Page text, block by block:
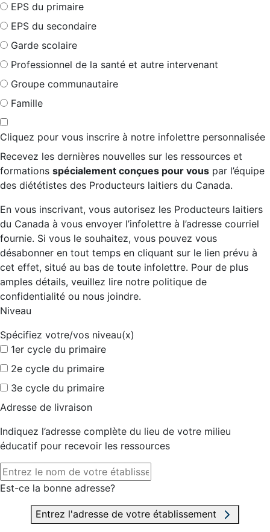
EPS du primaire
EPS du secondaire
Garde scolaire
Professionnel de la santé et autre intervenant
Groupe communautaire
Famille
Cliquez pour vous inscrire à notre infolettre personnalisée
Recevez les dernières nouvelles sur les ressources et
formations spécialement conçues pour vous par l’équipe
des diététistes des Producteurs laitiers du Canada.
En vous inscrivant, vous autorisez les Producteurs laitiers
du Canada à vous envoyer l’infolettre à l’adresse courriel
fournie. Si vous le souhaitez, vous pouvez vous
désabonner en tout temps en cliquant sur le lien prévu à
cet effet, situé au bas de toute infolettre. Pour de plus
amples détails, veuillez lire notre politique de
confidentialité ou nous joindre.
Niveau
Spécifiez votre/vos niveau(x)
1er cycle du primaire
2e cycle du primaire
3e cycle du primaire
Adresse de livraison
Indiquez l’adresse complète du lieu de votre milieu
éducatif pour recevoir les ressources
Est-ce la bonne adresse?
Entrez l'adresse de votre établissement